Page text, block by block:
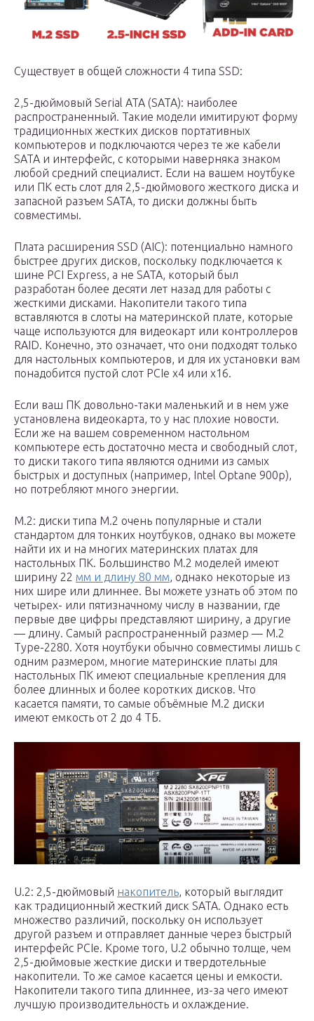
Существует в общей сложности 4 типа SSD:
2,5-дюймовый Serial ATA (SATA): наиболее
распространенный. Такие модели имитируют форму
традиционных жестких дисков портативных
компьютеров и подключаются через те же кабели
SATA и интерфейс, с которыми наверняка знаком
любой средний специалист. Если на вашем ноутбуке
или ПК есть слот для 2,5-дюймового жесткого диска и
запасной разъем SATA, то диски должны быть
совместимы.
Плата расширения SSD (AIC): потенциально намного
быстрее других дисков, поскольку подключается к
шине PCI Express, а не SATA, который был
разработан более десяти лет назад для работы с
жесткими дисками. Накопители такого типа
вставляются в слоты на материнской плате, которые
чаще используются для видеокарт или контроллеров
RAID. Конечно, это означает, что они подходят только
для настольных компьютеров, и для их установки вам
понадобится пустой слот PCIe x4 или x16.
Если ваш ПК довольно-таки маленький и в нем уже
установлена видеокарта, то у нас плохие новости.
Если же на вашем современном настольном
компьютере есть достаточно места и свободный слот,
то диски такого типа являются одними из самых
быстрых и доступных (например, Intel Optane 900p),
но потребляют много энергии.
M.2: диски типа M.2 очень популярные и стали
стандартом для тонких ноутбуков, однако вы можете
найти их и на многих материнских платах для
настольных ПК. Большинство M.2 моделей имеют
ширину 22 мм и длину 80 мм, однако некоторые из
них шире или длиннее. Вы можете узнать об этом по
четырех- или пятизначному числу в названии, где
первые две цифры представляют ширину, а другие
— длину. Самый распространенный размер — M.2
Type-2280. Хотя ноутбуки обычно совместимы лишь с
одним размером, многие материнские платы для
настольных ПК имеют специальные крепления для
более длинных и более коротких дисков. Что
касается памяти, то самые объёмные M.2 диски
имеют емкость от 2 до 4 ТБ.
U.2: 2,5-дюймовый накопитель, который выглядит
как традиционный жесткий диск SATA. Однако есть
множество различий, поскольку он использует
другой разъем и отправляет данные через быстрый
интерфейс PCIe. Кроме того, U.2 обычно толще, чем
2,5-дюймовые жесткие диски и твердотельные
накопители. То же самое касается цены и емкости.
Накопители такого типа длиннее, из-за чего имеют
лучшую производительность и охлаждение.